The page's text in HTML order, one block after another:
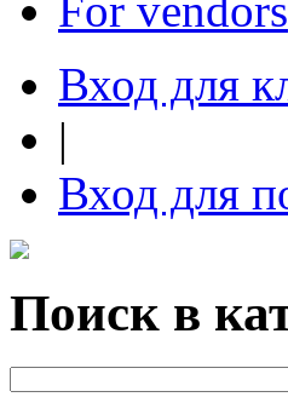
Вход для
|
Вход для
Поиск в